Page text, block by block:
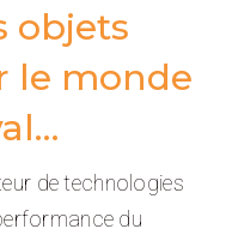
objets
le monde
de technologies
du